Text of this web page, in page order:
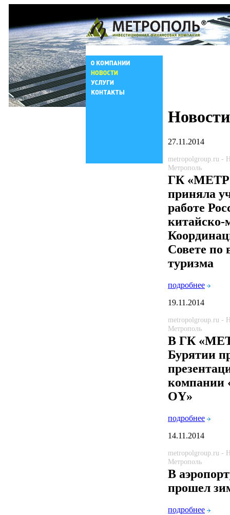
27.11.2014
metropolgroup.ru -
Метрополь
ГК
приняла
работе
китайско-
Совете по
туризма
подробнее
19.11.2014
metropolgroup.ru -
Метрополь
В ГК
Бурятии
компании
OY»
подробнее
14.11.2014
metropolgroup.ru -
Метрополь
В
прошел
подробнее